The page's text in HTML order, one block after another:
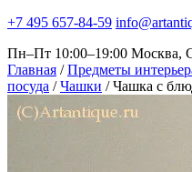
+7 495 657-84-59
Пн–Пт 10:00–19:00 Москва,
Главная / Предметы
посуда / Чашки / Чашка с